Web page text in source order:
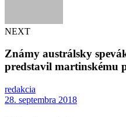
NEXT
Známy austrálsky
predstavil martinskému
redakcia
28. septembra 2018